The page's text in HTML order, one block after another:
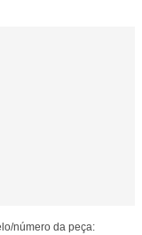
número da peça: